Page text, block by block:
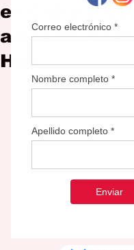
en Cidra y
advierte
Hau